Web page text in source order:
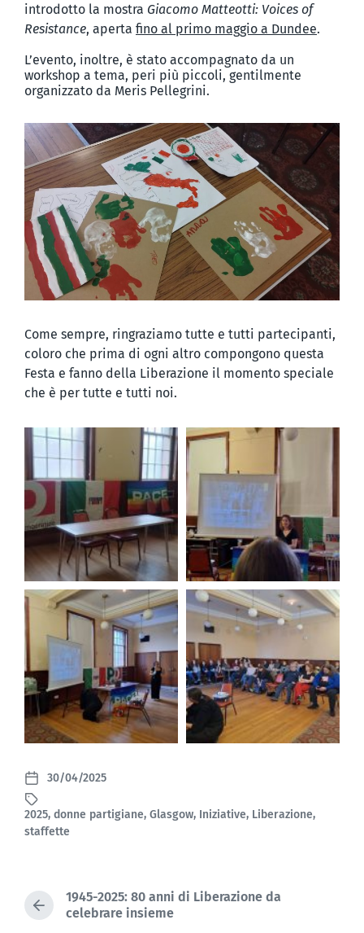
introdotto la mostra Giacomo Matteotti: Voices of
Resistance, aperta fino al primo maggio a Dundee.
L’evento, inoltre, è stato accompagnato da un
workshop a tema, peri più piccoli, gentilmente
organizzato da Meris Pellegrini.
Come sempre, ringraziamo tutte e tutti partecipanti,
coloro che prima di ogni altro compongono questa
Festa e fanno della Liberazione il momento speciale
che è per tutte e tutti noi.
P
o
s
t
e
30/04/2025
e
d
2025, donne partigiane, Glasgow, Iniziative, Liberazione,
staffette
P
1945-2025: 80 anni di Liberazione da
celebrare insieme